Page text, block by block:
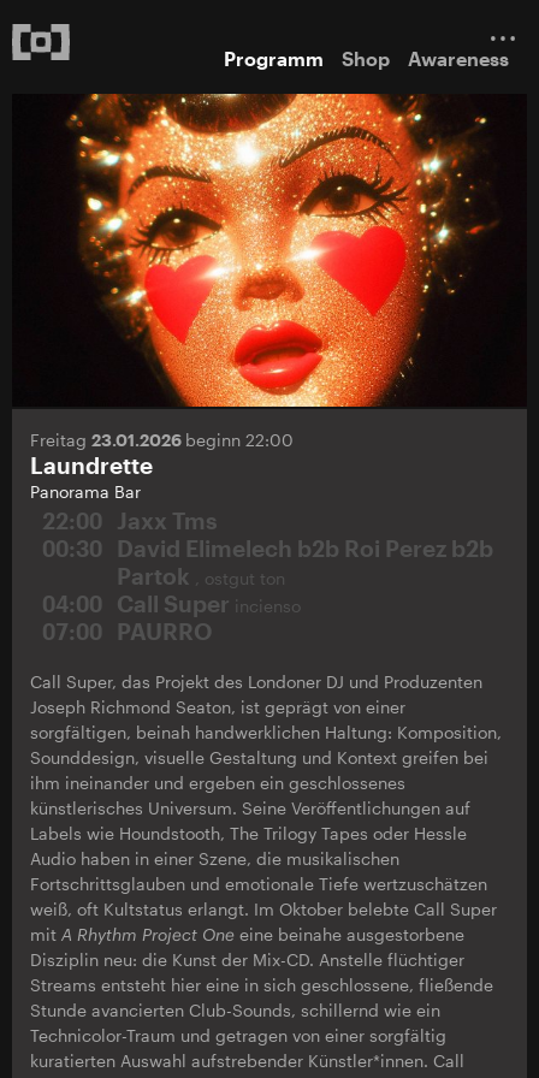
Programm Shop Awareness
Freitag 23.01.2026 beginn 22:00
Laundrette
Panorama Bar
22:00
Jaxx Tms
00:30
David Elimelech b2b Roi Perez b2b
Partok
, ostgut ton
04:00 Call Super incienso
07:00 PAURRO
Call Super, das Projekt des Londoner DJ und Produzenten
Joseph Richmond Seaton, ist geprägt von einer
sorgfältigen, beinah handwerklichen Haltung: Komposition,
Sounddesign, visuelle Gestaltung und Kontext greifen bei
ihm ineinander und ergeben ein geschlossenes
künstlerisches Universum. Seine Veröffentlichungen auf
Labels wie Houndstooth, The Trilogy Tapes oder Hessle
Audio haben in einer Szene, die musikalischen
Fortschrittsglauben und emotionale Tiefe wertzuschätzen
weiß, oft Kultstatus erlangt. Im Oktober belebte Call Super
mit A Rhythm Project One eine beinahe ausgestorbene
Disziplin neu: die Kunst der Mix-CD. Anstelle flüchtiger
Streams entsteht hier eine in sich geschlossene, fließende
Stunde avancierten Club-Sounds, schillernd wie ein
Technicolor-Traum und getragen von einer sorgfältig
kuratierten Auswahl aufstrebender Künstler*innen. Call